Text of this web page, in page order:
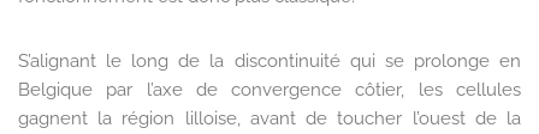
S’alignant le long de la discontinuité qui se prolonge en
Belgique par l’axe de convergence côtier, les cellules
gagnent la région lilloise, avant de toucher l’ouest de la